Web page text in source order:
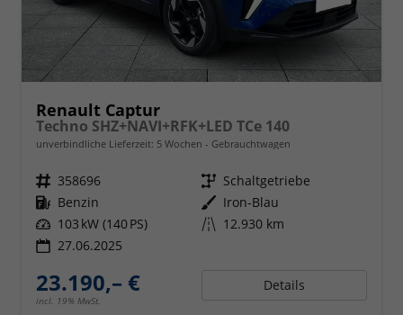
Renault Captur
Techno SHZ+NAVI+RFK+LED TCe 140
unverbindliche Lieferzeit: 5 Wochen Gebrauchtwagen
Fahrzeugnr. 358696 Getriebe Schaltgetriebe
Kraftstoff Benzin Außenfarbe Iron-Blau
Leistung 103 kW (140 PS) Kilometerstand 12.930 km
27.06.2025
23.190,– €
incl. 19% MwSt.
Details